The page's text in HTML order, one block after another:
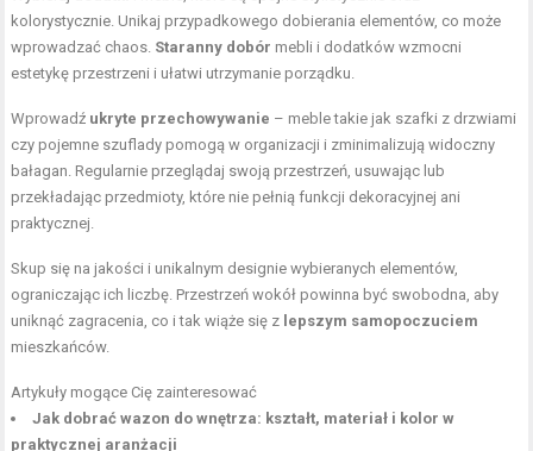
kolorystycznie. Unikaj przypadkowego dobierania elementów, co może
wprowadzać chaos. Staranny dobór mebli i dodatków wzmocni
estetykę przestrzeni i ułatwi utrzymanie porządku.
Wprowadź ukryte przechowywanie – meble takie jak szafki z drzwiami
czy pojemne szuflady pomogą w organizacji i zminimalizują widoczny
bałagan. Regularnie przeglądaj swoją przestrzeń, usuwając lub
przekładając przedmioty, które nie pełnią funkcji dekoracyjnej ani
praktycznej.
Skup się na jakości i unikalnym designie wybieranych elementów,
ograniczając ich liczbę. Przestrzeń wokół powinna być swobodna, aby
uniknąć zagracenia, co i tak wiąże się z lepszym samopoczuciem
mieszkańców.
Artykuły mogące Cię zainteresować
Jak dobrać wazon do wnętrza: kształt, materiał i kolor w
praktycznej aranżacji